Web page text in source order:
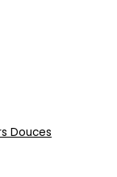
Douces